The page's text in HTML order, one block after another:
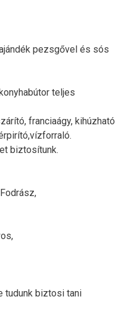
pezsgővel és sós
teljes
franciaágy, kihúzható
biztosítunk.
tudunk biztosi tani